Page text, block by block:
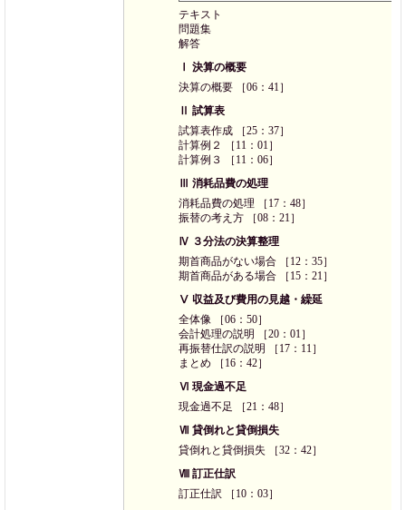
テキスト
問題集
解答
Ⅰ 決算の概要
決算の概要 ［06：41］
Ⅱ 試算表
試算表作成 ［25：37］
計算例２ ［11：01］
計算例３ ［11：06］
Ⅲ 消耗品費の処理
消耗品費の処理 ［17：48］
振替の考え方 ［08：21］
Ⅳ ３分法の決算整理
期首商品がない場合 ［12：35］
期首商品がある場合 ［15：21］
Ⅴ 収益及び費用の見越・繰延
全体像 ［06：50］
会計処理の説明 ［20：01］
再振替仕訳の説明 ［17：11］
まとめ ［16：42］
Ⅵ 現金過不足
現金過不足 ［21：48］
Ⅶ 貸倒れと貸倒損失
貸倒れと貸倒損失 ［32：42］
Ⅷ 訂正仕訳
訂正仕訳 ［10：03］